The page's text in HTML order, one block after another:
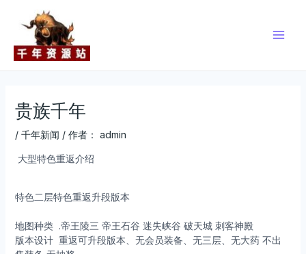
贵族千年
/ 千年新闻 / 作者： admin
大型特色重返介绍
特色二层特色重返升段版本
地图种类 .帝王陵三 帝王石谷 迷失峡谷 破天城 刺客神殿
版本设计 重返可升段版本、无会员装备、无三层、无大药 不出
navigation